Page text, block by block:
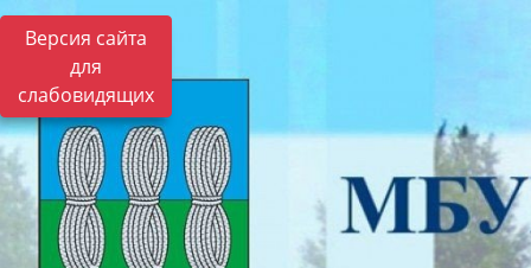
Версия сайта
для
слабовидящих